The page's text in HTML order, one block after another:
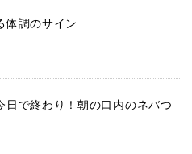
体調のサイン
日で終わり！朝の口内のネバつ